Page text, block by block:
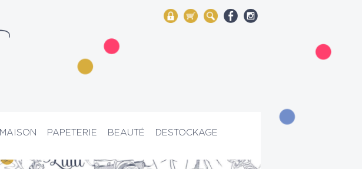
My Account
Mon panier
Rechercher
MAISON PAPETERIE BEAUTÉ DESTOCKAGE